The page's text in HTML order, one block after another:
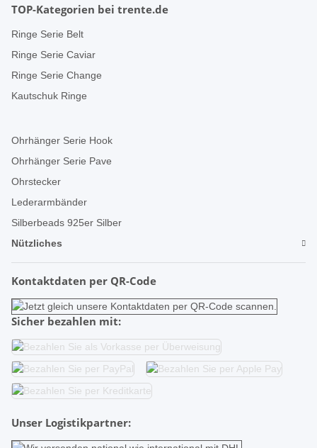
TOP-Kategorien bei trente.de
Ringe Serie Belt
Ringe Serie Caviar
Ringe Serie Change
Kautschuk Ringe
Ohrhänger Serie Hook
Ohrhänger Serie Pave
Ohrstecker
Lederarmbänder
Silberbeads 925er Silber
Nützliches
Kontaktdaten per QR-Code
Sicher bezahlen mit:
Unser Logistikpartner: